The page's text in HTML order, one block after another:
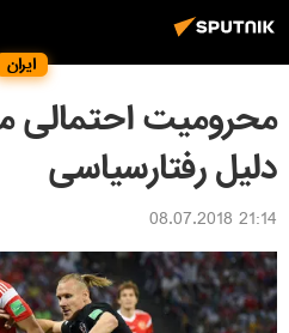
ایران
محرومیت احتمالی
دلیل رفتارسیاسی
21:14 08.07.2018